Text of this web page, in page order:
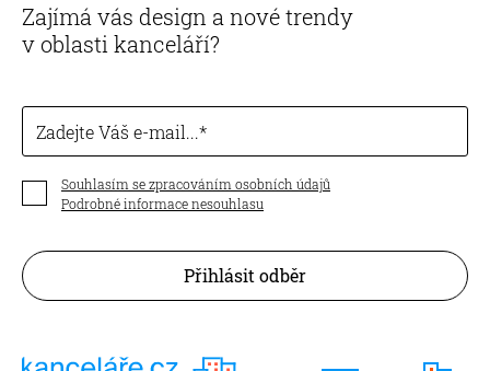
Zajímá vás design a nové trendy
v oblasti kanceláří?
Zadejte Váš e-mail...
Souhlasím se zpracováním osobních údajů
Podrobné informace nesouhlasu
Přihlásit odběr